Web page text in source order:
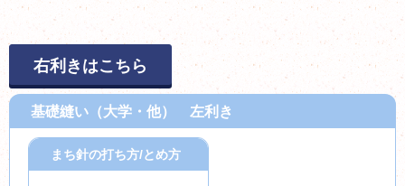
右利きはこちら
基礎縫い（大学・他） 左利き
まち針の打ち方/とめ方